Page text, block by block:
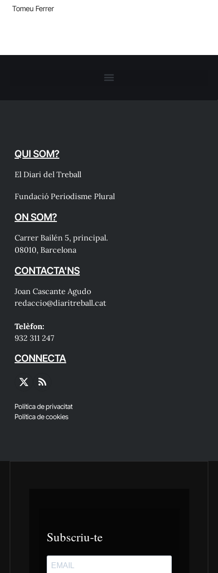
Tomeu Ferrer
QUI SOM?
El Diari del Treball
Fundació Periodisme Plural
ON SOM?
Carrer Bailén 5, principal.
08010, Barcelona
CONTACTA'NS
Joan Cascante Agudo
redaccio@diaritreball.cat
Telèfon:
932 311 247
CONNECTA
X
RSS
Política de privacitat
Política de cookies